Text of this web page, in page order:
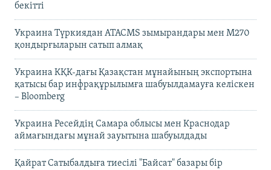
бекітті
Украина Түркиядан ATACMS зымырандары мен M270
қондырғыларын сатып алмақ
Украина КҚК-дағы Қазақстан мұнайының экспортына
қатысы бар инфрақұрылымға шабуылдамауға келіскен
– Bloomberg
Украина Ресейдің Самара облысы мен Краснодар
аймағындағы мұнай зауытына шабуылдады
Қайрат Сатыбалдыға тиесілі "Байсат" базары бір